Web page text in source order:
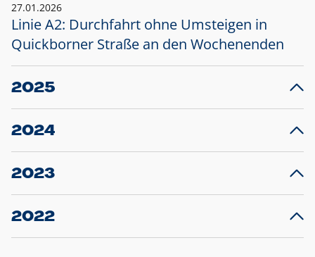
27.01.2026
Linie A2: Durchfahrt ohne Umsteigen in
Quickborner Straße an den Wochenenden
2025
23.12.2025
Projekt S5: Start der Bauarbeiten am
2024
10.12.2024
Großprojekt S5: Sperrung der Bahnstraße in
2023
20.12.2023
Schleswig-Holstein verlängert den
2022
22.12.2022